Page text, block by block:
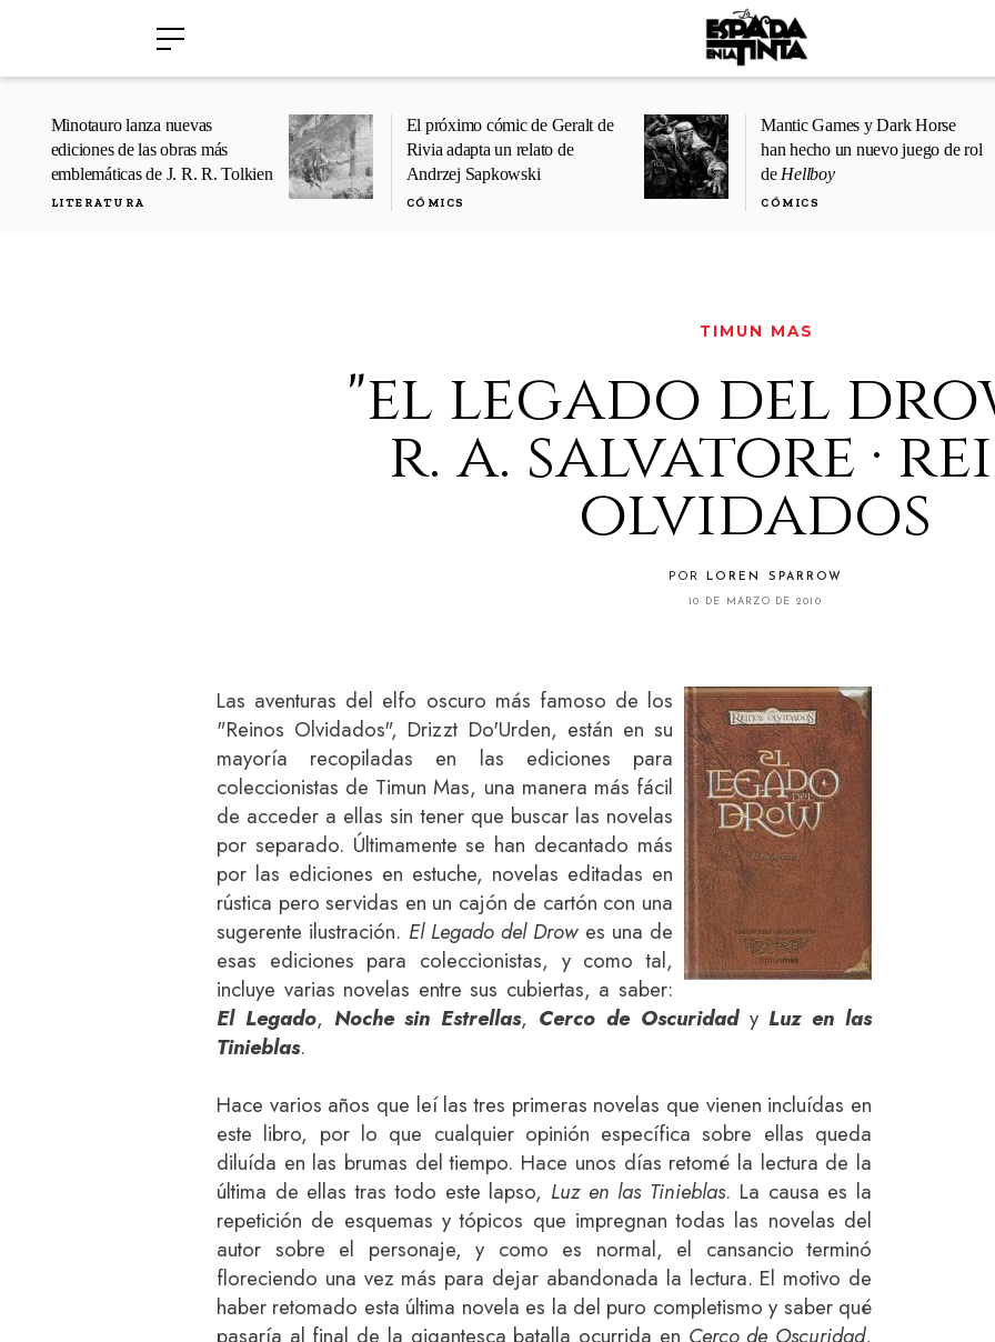
Minotauro lanza nuevas
ediciones de las obras más
emblemáticas de J. R. R. Tolkien
LITERATURA
El próximo cómic de Geralt de
Rivia adapta un relato de
Andrzej Sapkowski
CÓMICS
Mantic Games y Dark Horse
han hecho un nuevo juego de rol
de Hellboy
CÓMICS
TIMUN MAS
"el legado del
r. a. salvatore ·
olvidados
POR LOREN SPARROW
10 DE MARZO DE 2010
Las aventuras del elfo oscuro más famoso de los
"Reinos Olvidados", Drizzt Do'Urden, están en su
mayoría recopiladas en las ediciones para
coleccionistas de Timun Mas, una manera más fácil
de acceder a ellas sin tener que buscar las novelas
por separado. Últimamente se han decantado más
por las ediciones en estuche, novelas editadas en
rústica pero servidas en un cajón de cartón con una
sugerente ilustración. El Legado del Drowes una de
esas ediciones para coleccionistas, y como tal,
incluye varias novelas entre sus cubiertas, a saber:
El Legado, Noche sin Estrellas, Cerco de Oscuridady Luz en las
Tinieblas.
Hace varios años que leí las tres primeras novelas que vienen incluídas en
este libro, por lo que cualquier opinión específica sobre ellas queda
diluída en las brumas del tiempo. Hace unos días retomé la lectura de la
última de ellas tras todo este lapso, Luz en las Tinieblas. La causa es la
repetición de esquemas y tópicos que impregnan todas las novelas del
autor sobre el personaje, y como es normal, el cansancio terminó
floreciendo una vez más para dejar abandonada la lectura. El motivo de
haber retomado esta última novela es la del puro completismo y saber qué
pasaría al final de la gigantesca batalla ocurrida en Cerco de Oscuridad,
›